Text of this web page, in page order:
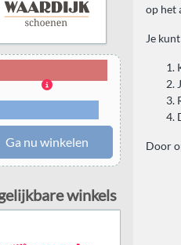
op het
Je
Door
Voorwaarden en
Ga nu winkelen
winkels